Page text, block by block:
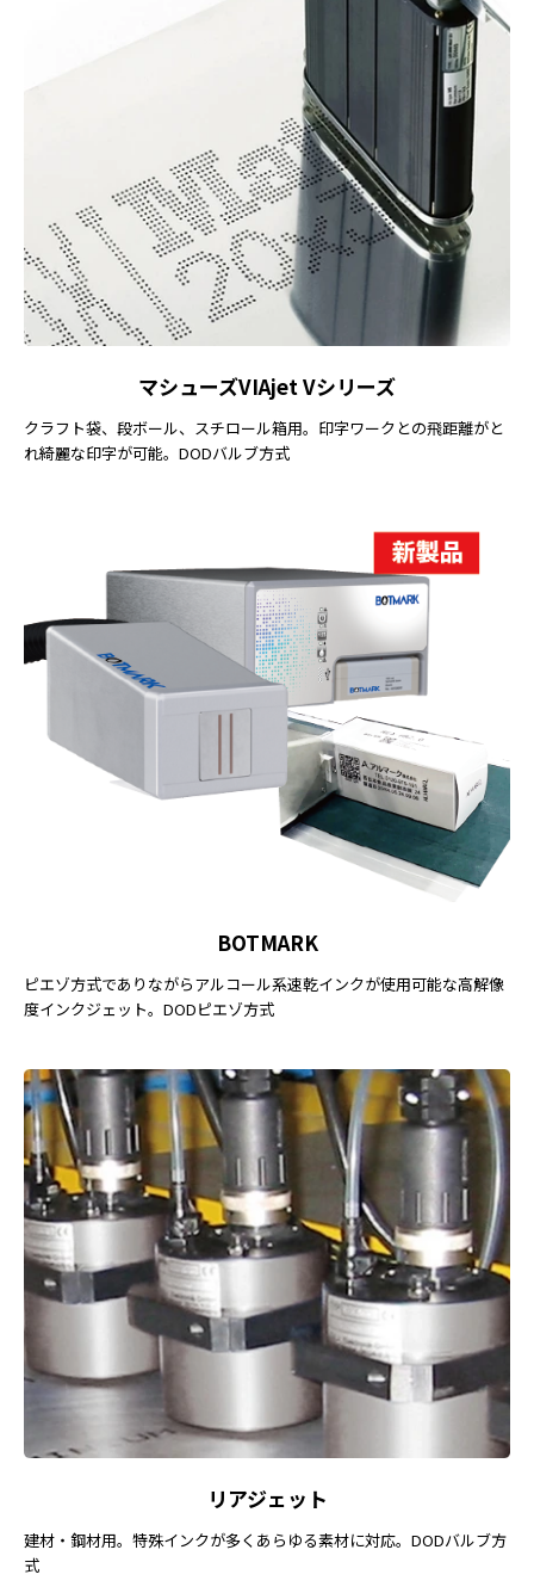
マシューズVIAjet Vシリーズ
クラフト袋、段ボール、スチロール箱用。印字ワークとの飛距離がと
れ綺麗な印字が可能。DODバルブ方式
BOTMARK
ピエゾ方式でありながらアルコール系速乾インクが使用可能な高解像
度インクジェット。DODピエゾ方式
リアジェット
建材・鋼材用。特殊インクが多くあらゆる素材に対応。DODバルブ方
式